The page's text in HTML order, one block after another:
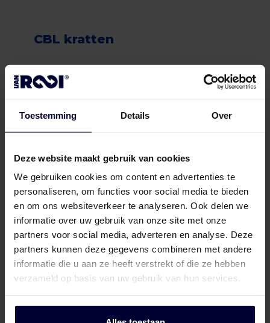
Toestemming Details Over
Deze website maakt gebruik van cookies
We gebruiken cookies om content en advertenties te
personaliseren, om functies voor social media te bieden
en om ons websiteverkeer te analyseren. Ook delen we
informatie over uw gebruik van onze site met onze
partners voor social media, adverteren en analyse. Deze
partners kunnen deze gegevens combineren met andere
informatie die u aan ze heeft verstrekt of die ze hebben
verzameld op basis van uw gebruik van hun services.
CBL kratten
Verpakking (bevroren) (< 18ºC)